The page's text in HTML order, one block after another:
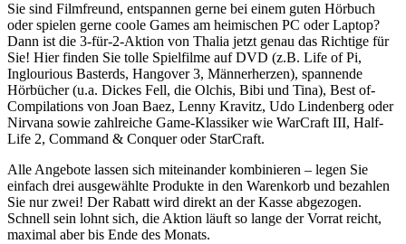
Sie sind Filmfreund, entspannen gerne bei einem guten Hörbuch
oder spielen gerne coole Games am heimischen PC oder Laptop?
Dann ist die 3-für-2-Aktion von Thalia jetzt genau das Richtige für
Sie! Hier finden Sie tolle Spielfilme auf DVD (z.B. Life of Pi,
Inglourious Basterds, Hangover 3, Männerherzen), spannende
Hörbücher (u.a. Dickes Fell, die Olchis, Bibi und Tina), Best of-
Compilations von Joan Baez, Lenny Kravitz, Udo Lindenberg oder
Nirvana sowie zahlreiche Game-Klassiker wie WarCraft III, Half-
Life 2, Command & Conquer oder StarCraft.
Alle Angebote lassen sich miteinander kombinieren – legen Sie
einfach drei ausgewählte Produkte in den Warenkorb und bezahlen
Sie nur zwei! Der Rabatt wird direkt an der Kasse abgezogen.
Schnell sein lohnt sich, die Aktion läuft so lange der Vorrat reicht,
maximal aber bis Ende des Monats.